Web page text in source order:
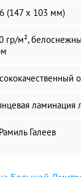
(147 х 103 мм)
гр/м²,
ламинация
Галеев